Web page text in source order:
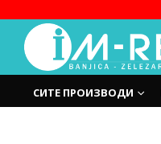
СИТЕ ПРОИЗВОДИ